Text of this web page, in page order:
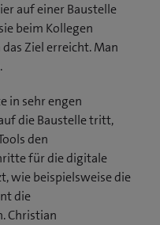
auf einer Baustelle
beim Kollegen
Ziel erreicht. Man
in sehr engen
die Baustelle tritt,
den
für die digitale
wie beispielsweise die
die
Christian